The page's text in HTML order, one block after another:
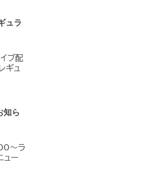
ュラ
ブ配
ギュ
知ら
～ラ
ュー